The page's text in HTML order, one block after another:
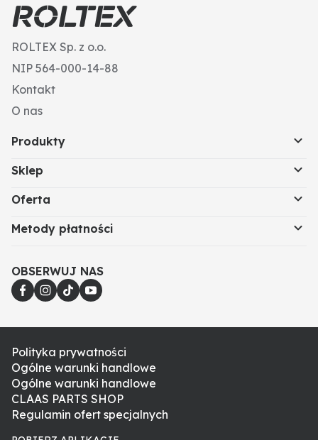
ROLTEX Sp. z o.o.
NIP 564-000-14-88
Kontakt
O nas
Produkty
Sklep
Oferta
Metody płatności
OBSERWUJ NAS
Polityka prywatności
Ogólne warunki handlowe
Ogólne warunki handlowe
CLAAS PARTS SHOP
Regulamin ofert specjalnych